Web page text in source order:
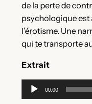
de la perte de
psychologique est
l’érotisme. Une
qui te transporte
Extrait
Lecteur
audio
00:00